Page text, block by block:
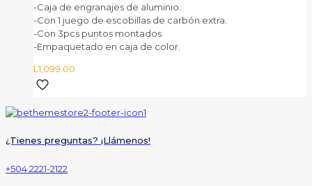
-Caja de engranajes de aluminio.
-Con 1 juego de escobillas de carbón extra.
-Con 3pcs puntos montados.
-Empaquetado en caja de color.
L1,099.00
¿Tienes preguntas? ¡Llámenos!
+504 2221-2122